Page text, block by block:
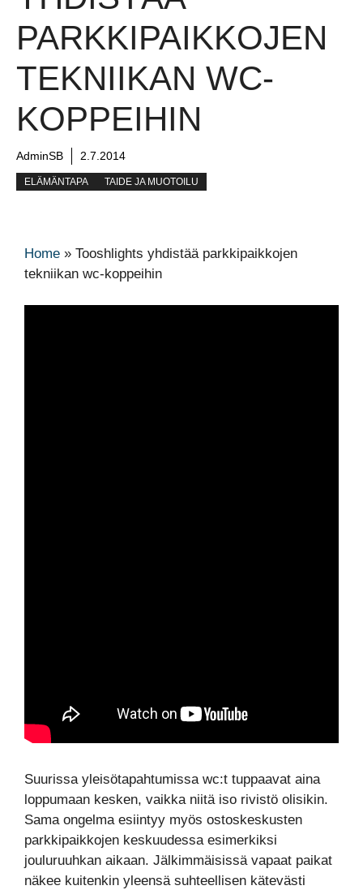
PARKKIPAIKKOJEN
TEKNIIKAN WC-
KOPPEIHIN
AdminSB 2.7.2014
ELÄMÄNTAPA TAIDE JA MUOTOILU
Home » Tooshlights yhdistää parkkipaikkojen
tekniikan wc-koppeihin
Suurissa yleisötapahtumissa wc:t tuppaavat aina
loppumaan kesken, vaikka niitä iso rivistö olisikin.
Sama ongelma esiintyy myös ostoskeskusten
parkkipaikkojen keskuudessa esimerkiksi
jouluruuhkan aikaan. Jälkimmäisissä vapaat paikat
näkee kuitenkin yleensä suhteellisen kätevästi